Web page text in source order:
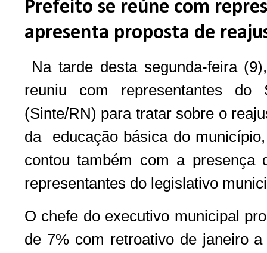
Prefeito se reúne com
apresenta proposta de
Na tarde desta segunda-feira
reuniu com representantes do
(Sinte/RN) para tratar sobre o
da educação básica do
contou também com a presença
representantes do legislativo
O chefe do executivo municipal
de 7% com retroativo de janeiro